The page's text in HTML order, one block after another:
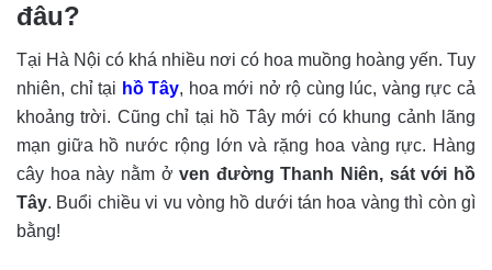
đâu?
Tại Hà Nội có khá nhiều nơi có hoa muồng hoàng yến. Tuy
nhiên, chỉ tại hồ Tây, hoa mới nở rộ cùng lúc, vàng rực cả
khoảng trời. Cũng chỉ tại hồ Tây mới có khung cảnh lãng
mạn giữa hồ nước rộng lớn và rặng hoa vàng rực. Hàng
cây hoa này nằm ở ven đường Thanh Niên, sát với hồ
Tây. Buổi chiều vi vu vòng hồ dưới tán hoa vàng thì còn gì
bằng!